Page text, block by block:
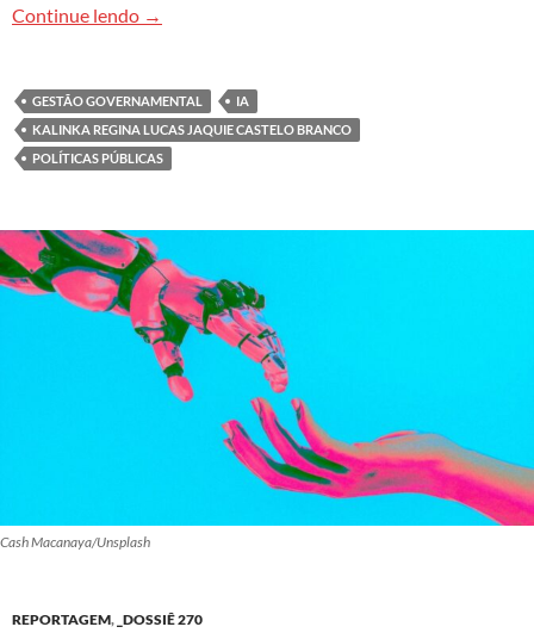
Continue lendo Inteligência Artificial e políticas públicas
→
GESTÃO GOVERNAMENTAL
IA
KALINKA REGINA LUCAS JAQUIE CASTELO BRANCO
POLÍTICAS PÚBLICAS
Cash Macanaya/Unsplash
REPORTAGEM, _DOSSIÊ 270